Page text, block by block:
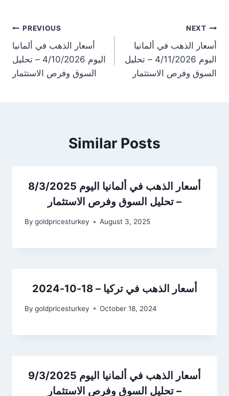
PREVIOUS
أسعار الذهب في ألمانيا
اليوم 4/10/2026 – تحليل
السوق وفرص الاستثمار
NEXT
أسعار الذهب في ألمانيا
اليوم 4/11/2026 – تحليل
السوق وفرص الاستثمار
Similar Posts
أسعار الذهب في ألمانيا اليوم 8/3/2025
– تحليل السوق وفرص الاستثمار
By goldpricesturkey August 3, 2025
أسعار الذهب في تركيا – 18-10-2024
By goldpricesturkey October 18, 2024
أسعار الذهب في ألمانيا اليوم 9/3/2025
– تحليل السوق وفرص الاستثمار